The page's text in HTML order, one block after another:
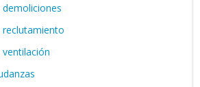
reclutamiento
ventilación